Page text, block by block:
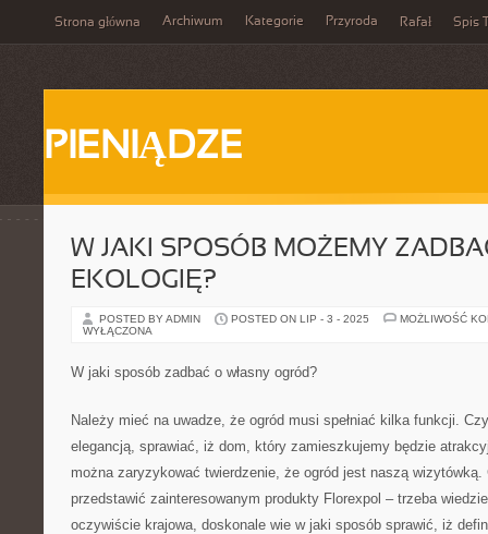
Strona główna Archiwum Kategorie Przyroda Rafał Spis
PIENIĄDZE
W JAKI SPOSÓB MOŻEMY
EKOLOGIĘ?
POSTED BY ADMIN POSTED ON LIP - 3 - 2025
MOŻLIWOŚĆ
WYŁĄCZONA
W jaki sposób zadbać o własny ogród?
Należy mieć na uwadze, że ogród musi spełniać kilka funkcji.
elegancją, sprawiać, iż dom, który zamieszkujemy będzie
można zaryzykować twierdzenie, że ogród jest naszą wizytówką.
przedstawić zainteresowanym produkty Florexpol – trzeba
oczywiście krajowa, doskonale wie w jaki sposób sprawić, iż